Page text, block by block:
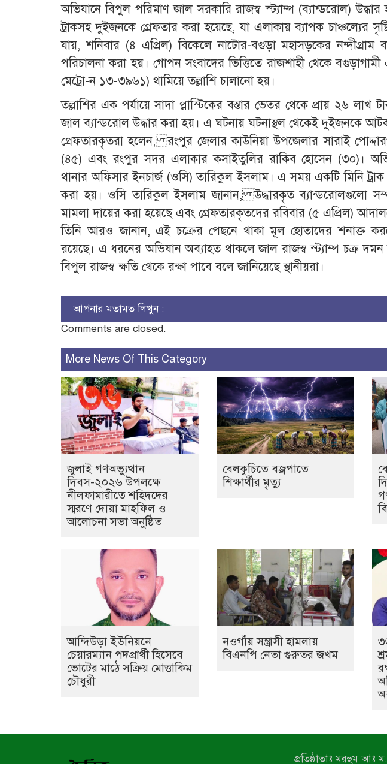
অভিযানে বিপুল পরিমাণ জাল সরকারি রাজস্ব স্ট্যাম্প (ব্যান্ডরোল)
ট্রাকসহ দুইজনকে গ্রেফতার করা হয়েছে, যা এলাকায় ব্যাপক চাঞ্চল্যের
যায়, শনিবার (৪ এপ্রিল) বিকেলে নাটোর-বগুড়া মহাসড়কের নন্দীগ্রাম
পরিচালনা করা হয়। গোপন সংবাদের ভিত্তিতে রাজশাহী থেকে বগুড়াগামী
মেট্রো-ন ১৩-৩৯৬১) থামিয়ে তল্লাশি চালানো হয়।
তল্লাশির এক পর্যায়ে সাদা প্লাস্টিকের বস্তার ভেতর থেকে প্রায় ২৬ লাখ
জাল ব্যান্ডরোল উদ্ধার করা হয়। এ ঘটনায় ঘটনাস্থল থেকেই দুইজনকে
গ্রেফতারকৃতরা হলেন, রংপুর জেলার কাউনিয়া উপজেলার সারাই
(৪৫) এবং রংপুর সদর এলাকার কসাইতুলির রাকিব হোসেন (৩০)।
থানার অফিসার ইনচার্জ (ওসি) তারিকুল ইসলাম। এ সময় একটি মিনি
করা হয়। ওসি তারিকুল ইসলাম জানান, উদ্ধারকৃত ব্যান্ডরোলগুলো
মামলা দায়ের করা হয়েছে এবং গ্রেফতারকৃতদের রবিবার (৫ এপ্রিল)
তিনি আরও জানান, এই চক্রের পেছনে থাকা মূল হোতাদের শনাক্ত
রয়েছে। এ ধরনের অভিযান অব্যাহত থাকলে জাল রাজস্ব স্ট্যাম্প চক্র
বিপুল রাজস্ব ক্ষতি থেকে রক্ষা পাবে বলে জানিয়েছে স্থানীয়রা।
আপনার মতামত লিখুন :
Comments are closed.
More News Of This Category
জুলাই গণঅভ্যুত্থান
দিবস-২০২৬ উপলক্ষে
নীলফামারীতে শহিদদের
স্মরণে দোয়া মাহফিল ও
আলোচনা সভা অনুষ্ঠিত
বেলকুচিতে বজ্রপাতে
শিক্ষার্থীর মৃত্যু
আন্দিউড়া ইউনিয়নে
চেয়ারম্যান পদপ্রার্থী হিসেবে
ভোটের মাঠে সক্রিয় মোত্তাকিম
চৌধুরী
নওগাঁয় সন্ত্রাসী হামলায়
বিএনপি নেতা গুরুতর জখম
প্রতিষ্ঠাতাঃ মরহুম আঃ